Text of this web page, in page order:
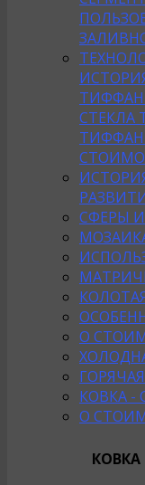
СТЕКЛА
СФЕРЫ
О
КОВКА -
О